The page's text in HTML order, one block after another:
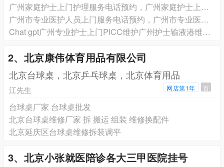
广州家庭护士上门护理服务电话预约，广州家庭护士上门打针输液电话预约，广州家庭护士上门换药拆线电话预约，广州家庭护士上门PICC维护电话预约
广州市专业医护人员上门服务电话预约，广州市专业医护人员上门电话预约
Chat gpt广州专业护士上门PICC维护广州护士输液港维护电话预约，广州市专业护士上门插尿管膀胱冲洗电话预约广州护士上门服务电话预约
2、北京康伟体育用品有限公司
北京台球桌，北京乒乓球桌，北京体育用品
江先生 网店第1年 百
台球桌厂家 台球桌批发
北京台球桌维修厂家 拆 搬运 组装 维修换配件
北京延庆区台球桌维修拆装调平
3、北京小张就医陪诊各大三甲医院挂号